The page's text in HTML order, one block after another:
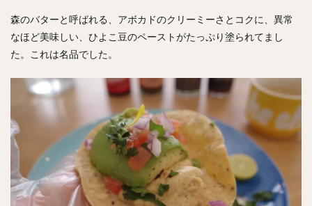
森のバターと呼ばれる、アボカドのクリーミーさとコクに、異常
なほど美味しい、ひよこ豆のペーストがたっぷり塗られてまし
た。これは名品でした。